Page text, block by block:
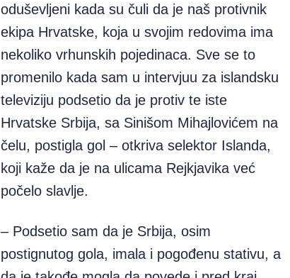
oduševljeni kada su čuli da je naš protivnik
ekipa Hrvatske, koja u svojim redovima ima
nekoliko vrhunskih pojedinaca. Sve se to
promenilo kada sam u intervjuu za islandsku
televiziju podsetio da je protiv te iste
Hrvatske Srbija, sa Sinišom Mihajlovićem na
čelu, postigla gol – otkriva selektor Islanda,
koji kaže da je na ulicama Rejkjavika već
počelo slavlje.
– Podsetio sam da je Srbija, osim
postignutog gola, imala i pogođenu stativu, a